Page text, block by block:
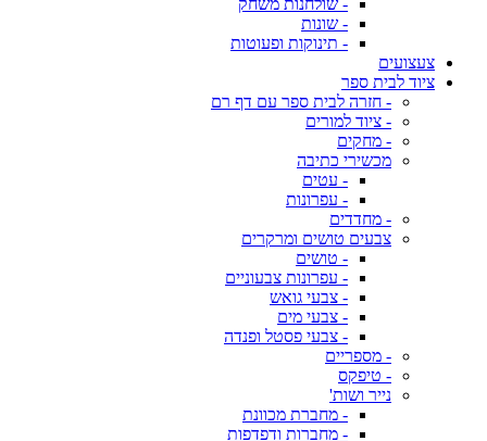
- שולחנות משחק
- שונות
- תינוקות ופעוטות
צעצועים
ציוד לבית ספר
- חזרה לבית ספר עם דף רם
- ציוד למורים
- מחקים
מכשירי כתיבה
- עטים
- עפרונות
- מחדדים
צבעים טושים ומרקרים
- טושים
- עפרונות צבעוניים
- צבעי גואש
- צבעי מים
- צבעי פסטל ופנדה
- מספריים
- טיפקס
נייר ושות'
- מחברת מכוונת
- מחברות ודפדפות